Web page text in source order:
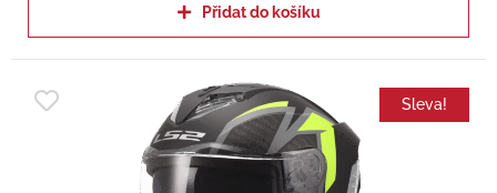
Přidat do košíku
Sleva!